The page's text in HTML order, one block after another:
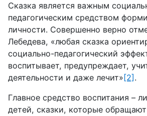
Сказка является важным
педагогическим средством
личности. Совершенно верно
Лебедева, «любая сказка
социально-педагогический
воспитывает, предупреждает,
деятельности и даже лечит» [2] .
Главное средство воспитания –
детей, сказки, которые